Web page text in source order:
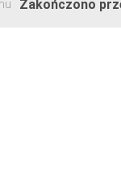
Zakończono